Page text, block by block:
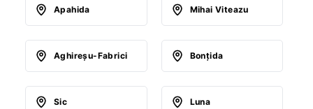
Apahida Mihai Viteazu
Aghireşu-Fabrici Bonţida
Sic Luna